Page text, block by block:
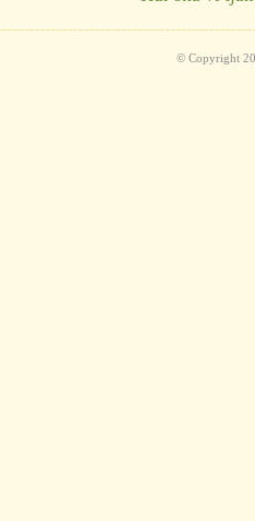
© Copyright